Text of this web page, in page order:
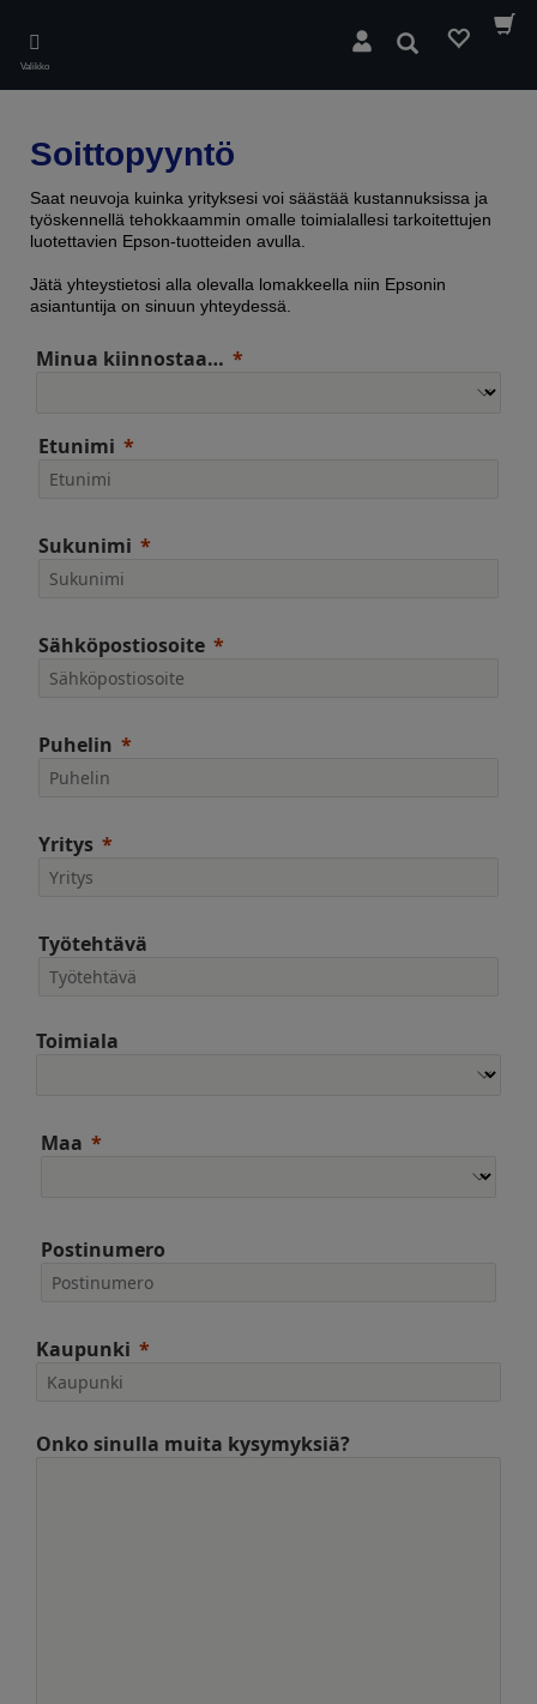
main
content
Valikko
Hae
Soittopyyntö
Saat neuvoja kuinka yrityksesi voi säästää kustannuksissa ja
työskennellä tehokkaammin omalle toimialallesi tarkoitettujen
luotettavien Epson-tuotteiden avulla.
Jätä yhteystietosi alla olevalla lomakkeella niin Epsonin
asiantuntija on sinuun yhteydessä.
Minua kiinnostaa…
Etunimi
Sukunimi
Sähköpostiosoite
Puhelin
Yritys
Työtehtävä
Toimiala
Maa
Postinumero
Kaupunki
Onko sinulla muita kysymyksiä?